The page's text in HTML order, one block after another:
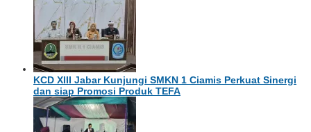
KCD XIII Jabar Kunjungi SMKN 1 Ciamis Perkuat Sinergi
dan siap Promosi Produk TEFA